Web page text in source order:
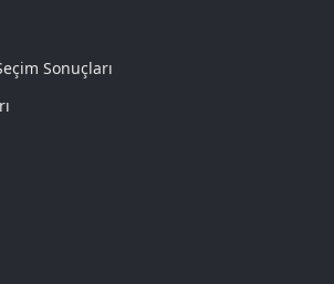
Sonuçları